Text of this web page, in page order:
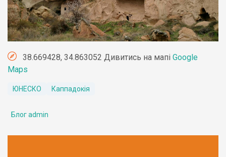
38.669428, 34.863052 Дивитись на мапі Google
Maps
ЮНЕСКО Каппадокія
Блог admin